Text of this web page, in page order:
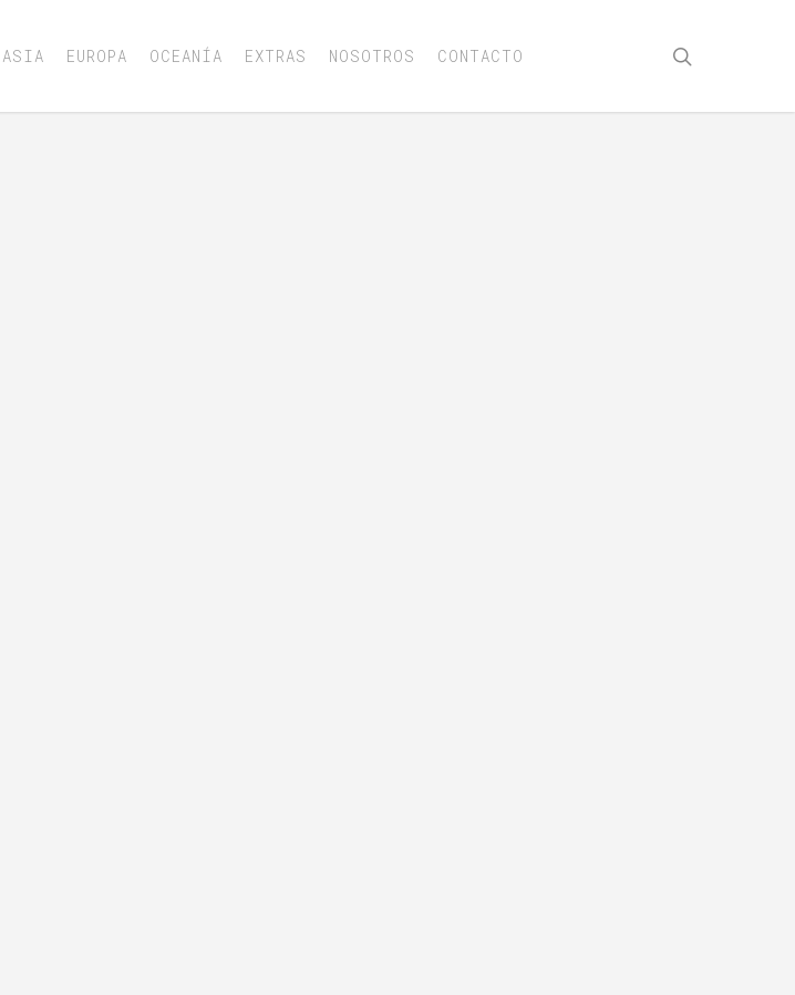
ASIA EUROPA OCEANÍA EXTRAS NOSOTROS CONTACTO